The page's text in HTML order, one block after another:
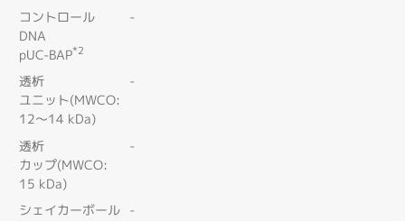
コントロール
DNA
pUC-BAP*2
-
透析
ユニット(MWCO:
12～14 kDa)
-
透析
カップ(MWCO:
15 kDa)
-
シェイカーボール -